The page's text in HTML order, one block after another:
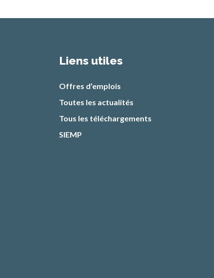
Liens utiles
Offres d’emplois
Toutes les actualités
Tous les téléchargements
SIEMP